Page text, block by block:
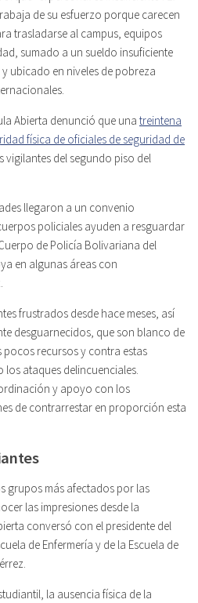
de su esfuerzo porque carecen
trasladarse al campus, equipos
sumado a un sueldo insuficiente
ubicado en niveles de pobreza
Abierta denunció que una treintena
física de oficiales de seguridad de
del segundo piso del
llegaron a un convenio
policiales ayuden a resguardar
de Policía Bolivariana del
en algunas áreas con
frustrados desde hace meses, así
desguarnecidos, que son blanco de
pocos recursos y contra estas
los ataques delincuenciales.
y apoyo con los
de contrarrestar en proporción esta
grupos más afectados por las
las impresiones desde la
conversó con el presidente del
de Enfermería y de la Escuela de
la ausencia física de la